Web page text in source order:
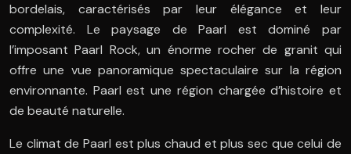
bordelais, caractérisés par leur élégance et leur
complexité. Le paysage de Paarl est dominé par
l’imposant Paarl Rock, un énorme rocher de granit qui
offre une vue panoramique spectaculaire sur la région
environnante. Paarl est une région chargée d’histoire et
de beauté naturelle.
Le climat de Paarl est plus chaud et plus sec que celui de